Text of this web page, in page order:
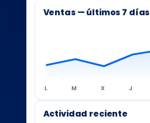
Ventas — últimos 7 días
L M X J
Actividad reciente